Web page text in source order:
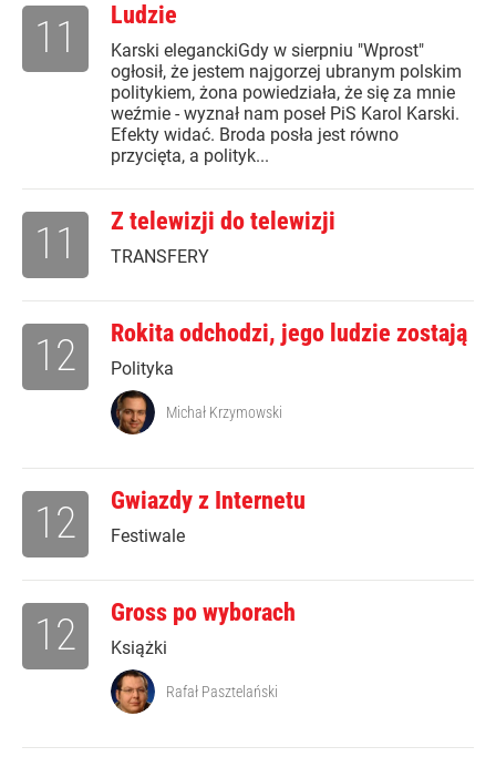
Ludzie
Karski eleganckiGdy w sierpniu "Wprost"
ogłosił, że jestem najgorzej ubranym polskim
politykiem, żona powiedziała, że się za mnie
weźmie - wyznał nam poseł PiS Karol Karski.
Efekty widać. Broda posła jest równo
przycięta, a polityk...
11
Z telewizji do telewizji
TRANSFERY
11
Rokita odchodzi, jego ludzie zostają
Polityka
12
Michał Krzymowski
Gwiazdy z Internetu
Festiwale
12
Gross po wyborach
Książki
12
Rafał Pasztelański